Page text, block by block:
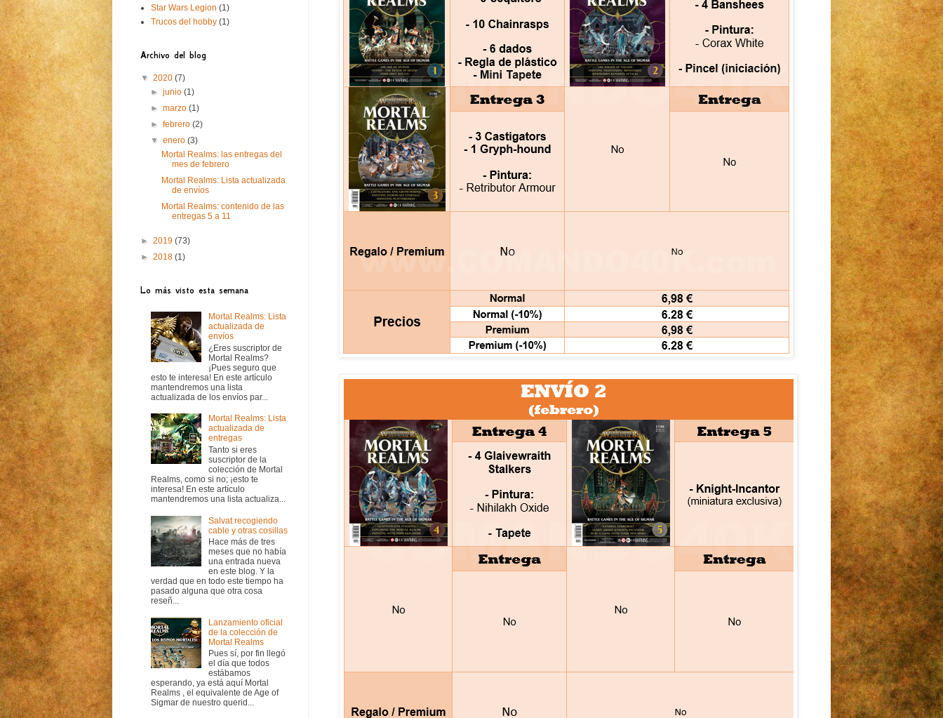
Star Wars Legion (1)
Trucos del hobby (1)
Archivo del blog
▼ 2020 (7)
►junio(1)
►marzo(1)
►febrero(2)
▼enero(3)
Mortal Realms: las entregas del
mes de febrero
Mortal Realms: Lista actualizada
de envíos
Mortal Realms: contenido de las
entregas 5 a 11
► 2019 (73)
► 2018 (1)
Lo más visto esta semana
Mortal Realms: Lista
actualizada de
envíos
¿Eres suscriptor de
Mortal Realms?
¡Pues seguro que
esto te interesa! En este artículo
mantendremos una lista
actualizada de los envíos par...
Mortal Realms: Lista
actualizada de
entregas
Tanto si eres
suscriptor de la
colección de Mortal
Realms, como si no; ¡esto te
interesa! En este artículo
mantendremos una lista actualiza...
Salvat recogiendo
cable y otras cosillas
Hace más de tres
meses que no había
una entrada nueva
en este blog. Y la
verdad que en todo este tiempo ha
pasado alguna que otra cosa
reseñ...
Lanzamiento oficial
de la colección de
Mortal Realms
Pues sí, por fin llegó
el día que todos
estábamos
esperando, ya está aquí Mortal
Realms , el equivalente de Age of
Sigmar de nuestro querid...